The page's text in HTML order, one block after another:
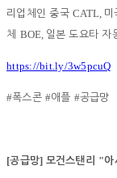
리업체인 중국CATL, 미
체 BOE, 일본 도요타 자
https://bit.ly/3w5pcuQ
#폭스콘#애플 #공급망
[공급망] 모건스탠리 "아